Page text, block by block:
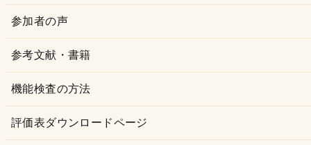
参加者の声
参考文献・書籍
機能検査の方法
評価表ダウンロードページ